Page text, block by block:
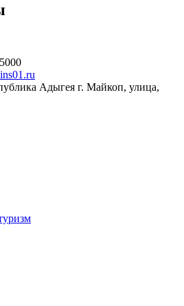
Адыгея г. Майкоп, улица,